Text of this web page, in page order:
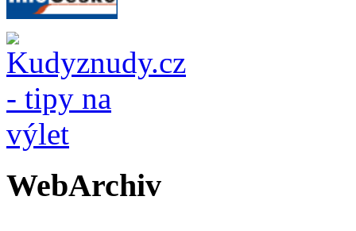
WebArchiv